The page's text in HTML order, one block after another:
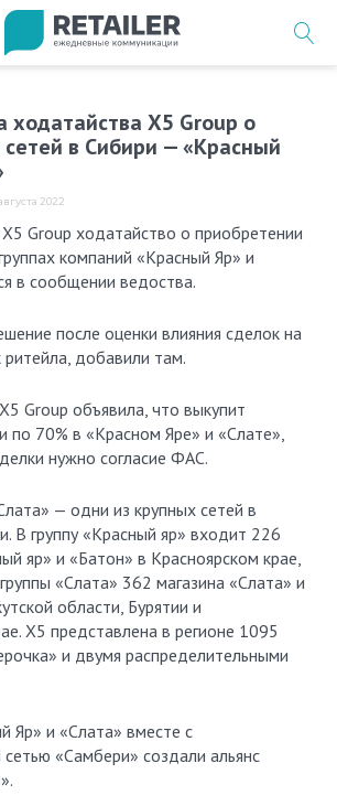
ходатайства X5 Group о
сетей в Сибири — «Красный
августа 2022
компаний «Красный Яр» и
в сообщении ведоства.
после оценки влияния сделок на
ритейла, добавили там.
Group объявила, что выкупит
по 70% в «Красном Яре» и «Слате»,
нужно согласие ФАС.
— одни из крупных сетей в
В группу «Красный яр» входит 226
яр» и «Батон» в Красноярском крае,
«Слата» 362 магазина «Слата» и
области, Бурятии и
X5 представлена в регионе 1095
и двумя распределительными
Яр» и «Слата» вместе с
«Самбери» создали альянс